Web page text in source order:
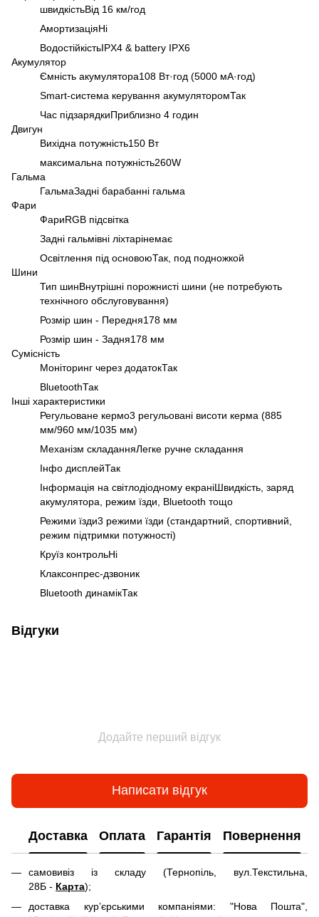
швидкістьВід 16 км/год
АмортизаціяНі
ВодостійкістьIPX4 & battery IPX6
Акумулятор
Ємність акумулятора108 Вт·год (5000 мА·год)
Smart-система керування акумуляторомТак
Час підзарядкиПриблизно 4 годин
Двигун
Вихідна потужність150 Вт
максимальна потужність260W
Гальма
ГальмаЗадні барабанні гальма
Фари
ФариRGB підсвітка
Задні гальмівні ліхтарінемає
Освітлення під основоюТак, под подножкой
Шини
Тип шинВнутрішні порожнисті шини (не потребують
технічного обслуговування)
Розмір шин - Передня178 мм
Розмір шин - Задня178 мм
Сумісність
Моніторинг через додатокТак
BluetoothТак
Інші характеристики
Регульоване кермо3 регульовані висоти керма (885
мм/960 мм/1035 мм)
Механізм складанняЛегке ручне складання
Інфо дисплейТак
Інформація на світлодіодному екраніШвидкість, заряд
акумулятора, режим їзди, Bluetooth тощо
Режими їзди3 режими їзди (стандартний, спортивний,
режим підтримки потужності)
Круїз контрольНі
Клаксонпрес-дзвоник
Bluetooth динамікТак
Відгуки
Додайте перший відгук
Написати відгук
Доставка Оплата Гарантія Повернення
самовивіз із складу (Тернопіль, вул.Текстильна,
28Б - Карта);
доставка кур’єрськими компаніями: "Нова Пошта",